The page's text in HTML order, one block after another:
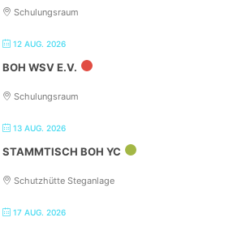
Schulungsraum
12 AUG. 2026
BOH WSV E.V.
Schulungsraum
13 AUG. 2026
STAMMTISCH BOH YC
Schutzhütte Steganlage
17 AUG. 2026